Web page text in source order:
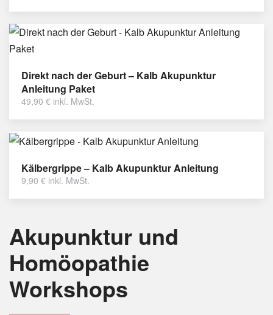
Direkt nach der Geburt – Kalb Akupunktur
Anleitung Paket
49,90 € inkl. MwSt.
Kälbergrippe – Kalb Akupunktur Anleitung
9,90 € inkl. MwSt.
Akupunktur und
Homöopathie
Workshops